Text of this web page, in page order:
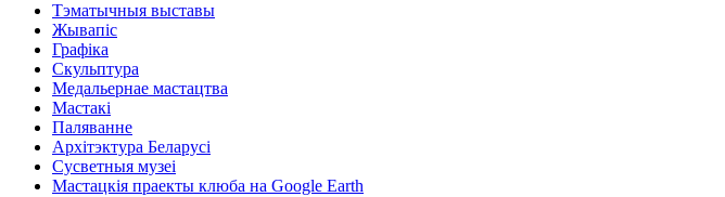
Тэматычныя выставы
Жывапіс
Графіка
Скульптура
Медальернае мастацтва
Мастакі
Паляванне
Архітэктура Беларусі
Сусветныя музеі
Мастацкія праекты клюба на Google Earth